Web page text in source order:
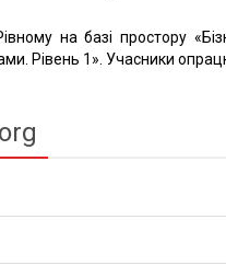
на базі простору
Рівень 1». Учасники